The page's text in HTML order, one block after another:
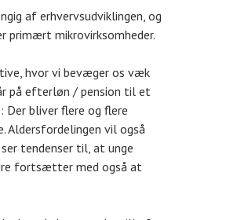
af erhvervsudviklingen, og
primært mikrovirksomheder.
hvor vi bevæger os væk
på efterløn / pension til et
Der bliver flere og flere
Aldersfordelingen vil også
tendenser til, at unge
fortsætter med også at